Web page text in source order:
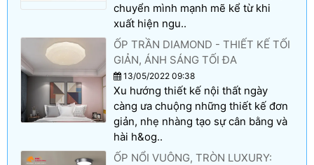
chuyển mình mạnh mẽ kể từ khi
xuất hiện ngu..
ỐP TRẦN DIAMOND - THIẾT KẾ TỐI
GIẢN, ÁNH SÁNG TỐI ĐA
13/05/2022 09:38
Xu hướng thiết kế nội thất ngày
càng ưa chuộng những thiết kế đơn
giản, nhẹ nhàng tạo sự cân bằng và
hài h&og..
ỐP NỔI VUÔNG, TRÒN LUXURY: